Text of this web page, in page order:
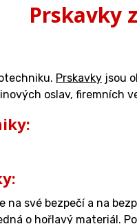
Prskavky
Prskavky jsou
oslav,
své bezpečí a na
o hořlavý materiál.